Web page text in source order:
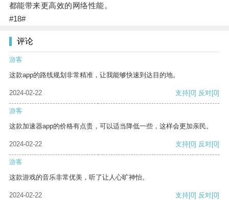
都能带来更高效的网络性能。
#18#
评论
游客
这款app的路线规划非常精准，让我能够快速到达目的地。
2024-02-22 支持[0] 反对[0]
游客
这款加速器app的价格有点贵，可以适当降低一些，这样会更加亲民。
2024-02-22 支持[0] 反对[0]
游客
这款游戏的音乐非常优美，听了让人心旷神怡。
2024-02-22 支持[0] 反对[0]